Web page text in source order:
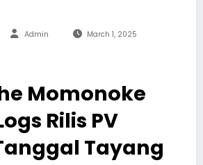
Admin March 1, 2025
Momonoke
Rilis PV
Tayang